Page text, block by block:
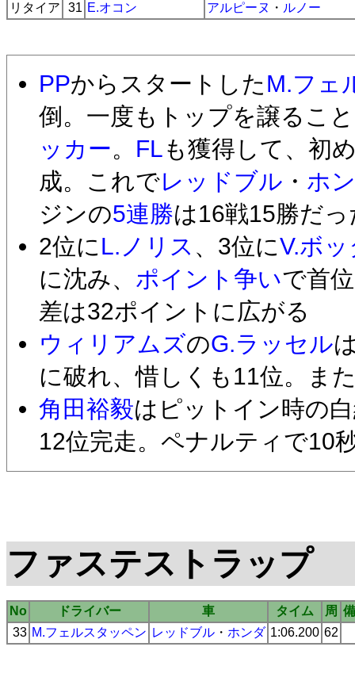
リタイア
31 E.オコン アルピーヌ ・ ルノー
PPからスタートした M.フェ
倒。一度もトップを譲るこ
ッカー。 FLも獲得して、初
成。これでレッドブル ・ ホ
ジンの5連勝は16戦15勝だ
2位にL.ノリス 、3位にV.ボ
に沈み、 ポイント争いで首位
差は32ポイントに広がる
ウィリアムズのG.ラッセル
に破れ、惜しくも11位。ま
角田裕毅はピットイン時の
12位完走。ペナルティで10
ファステストラップ
No ドライバー 車 タイム 周
33 M.フェルスタッペン レッドブル ・ ホンダ 1:06.200 62